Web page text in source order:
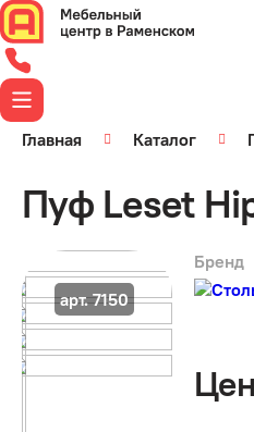
Главная Каталог
Пуф Leset
арт. 7150
Бренд